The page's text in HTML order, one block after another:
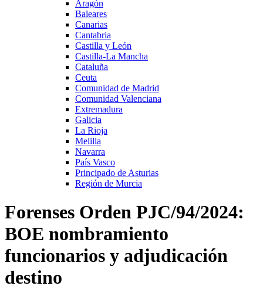
Aragón
Baleares
Canarias
Cantabria
Castilla y León
Castilla-La Mancha
Cataluña
Ceuta
Comunidad de Madrid
Comunidad Valenciana
Extremadura
Galicia
La Rioja
Melilla
Navarra
País Vasco
Principado de Asturias
Región de Murcia
Forenses Orden PJC/94/2024:
BOE nombramiento
funcionarios y adjudicación
destino